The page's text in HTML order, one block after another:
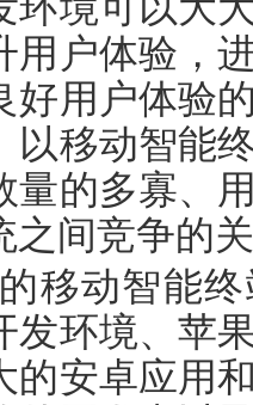
用户体验，
好用户体验
以移动智能
量的多寡、
之间竞争的
移动智能
发环境、苹
的安卓应用